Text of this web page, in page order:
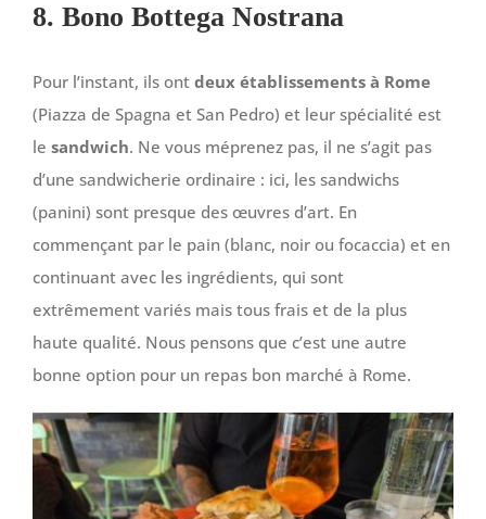
8. Bono Bottega Nostrana
Pour l’instant, ils ont deux établissements à Rome
(Piazza de Spagna et San Pedro) et leur spécialité est
le sandwich. Ne vous méprenez pas, il ne s’agit pas
d’une sandwicherie ordinaire : ici, les sandwichs
(panini) sont presque des œuvres d’art. En
commençant par le pain (blanc, noir ou focaccia) et en
continuant avec les ingrédients, qui sont
extrêmement variés mais tous frais et de la plus
haute qualité. Nous pensons que c’est une autre
bonne option pour un repas bon marché à Rome.